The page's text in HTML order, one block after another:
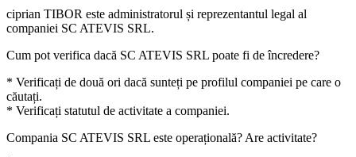
ciprian TIBOR este administratorul și reprezentantul legal al
companiei SC ATEVIS SRL.
Cum pot verifica dacă SC ATEVIS SRL poate fi de încredere?
* Verificați de două ori dacă sunteți pe profilul companiei pe care o
căutați.
* Verificați statutul de activitate a companiei.
Compania SC ATEVIS SRL este operațională? Are activitate?